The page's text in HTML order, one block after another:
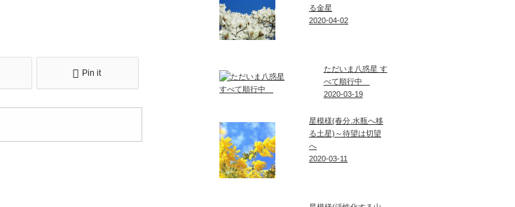
Pin it
る金星
2020-04-02
ただいま八惑星 す
べて順行中
2020-03-19
星模様(春分.水瓶へ移
る土星)～待望は切望
へ
2020-03-11